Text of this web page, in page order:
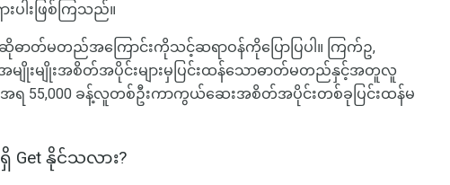
းပါးဖြစ်ကြသည်။
ာတ်မတည်အကြောင်းကိုသင့်ဆရာဝန်ကိုပြောပြပါ။ ကြက်ဥ,
မျိုးမျိုးအစိတ်အပိုင်းများမှပြင်းထန်သောဓာတ်မတည်နှင့်အတူလူ
55,000 ခန့်လူတစ်ဦးကာကွယ်ဆေးအစိတ်အပိုင်းတစ်ခုပြင်းထန်မ
Get နိုင်သလား?